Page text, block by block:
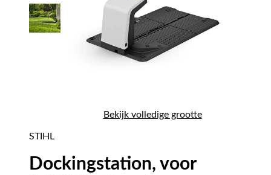
Bekijk volledige grootte
STIHL
Dockingstation, voor